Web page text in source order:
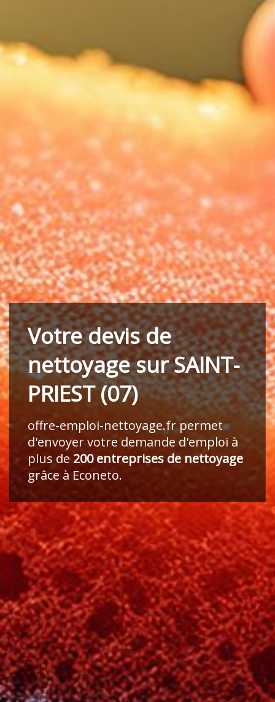
Votre devis de
nettoyage sur SAINT-
PRIEST (07)
offre-emploi-nettoyage.frpermet
d'envoyer votre demande d'emploi à
plus de 200 entreprises de nettoyage
grâce à Econeto.